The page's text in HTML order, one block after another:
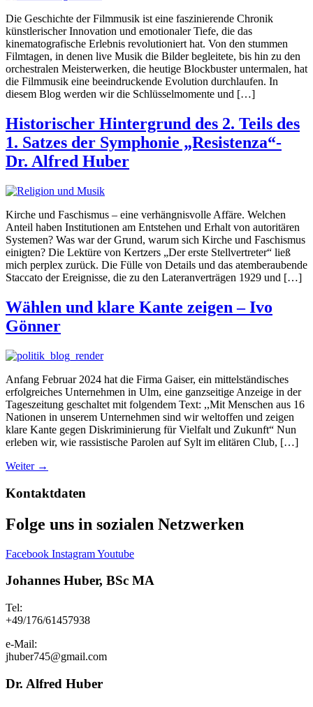
Die Geschichte der Filmmusik ist eine faszinierende Chronik
künstlerischer Innovation und emotionaler Tiefe, die das
kinematografische Erlebnis revolutioniert hat. Von den stummen
Filmtagen, in denen live Musik die Bilder begleitete, bis hin zu den
orchestralen Meisterwerken, die heutige Blockbuster untermalen, hat
die Filmmusik eine beeindruckende Evolution durchlaufen. In
diesem Blog werden wir die Schlüsselmomente und […]
Historischer Hintergrund des 2. Teils des
1. Satzes der Symphonie „Resistenza“-
Dr. Alfred Huber
Kirche und Faschismus – eine verhängnisvolle Affäre. Welchen
Anteil haben Institutionen am Entstehen und Erhalt von autoritären
Systemen? Was war der Grund, warum sich Kirche und Faschismus
einigten? Die Lektüre von Kertzers „Der erste Stellvertreter“ ließ
mich perplex zurück. Die Fülle von Details und das atemberaubende
Staccato der Ereignisse, die zu den Lateranverträgen 1929 und […]
Wählen und klare Kante zeigen – Ivo
Gönner
Anfang Februar 2024 hat die Firma Gaiser, ein mittelständisches
erfolgreiches Unternehmen in Ulm, eine ganzseitige Anzeige in der
Tageszeitung geschaltet mit folgendem Text: ,,Mit Menschen aus 16
Nationen in unserem Unternehmen sind wir weltoffen und zeigen
klare Kante gegen Diskriminierung für Vielfalt und Zukunft“ Nun
erleben wir, wie rassistische Parolen auf Sylt im elitären Club, […]
Weiter →
Kontaktdaten
Folge uns in sozialen Netzwerken
Facebook InstagramYoutube
Johannes Huber, BSc MA
Tel:
+49/176/61457938
e-Mail:
jhuber745@gmail.com
Dr. Alfred Huber